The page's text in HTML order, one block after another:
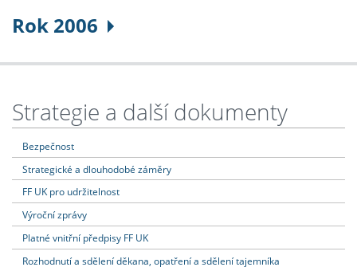
Rok 2006
Strategie a další dokumenty
Bezpečnost
Strategické a dlouhodobé záměry
FF UK pro udržitelnost
Výroční zprávy
Platné vnitřní předpisy FF UK
Rozhodnutí a sdělení děkana, opatření a sdělení tajemníka